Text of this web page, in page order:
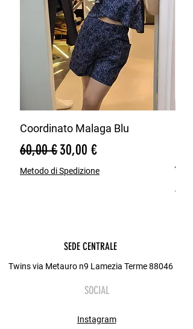
Coordinato Malaga Blu
Prezzo regolare
60,00 €Prezzo scontato
30,00 €
Metodo di Spedizione
SEDE CENTRALE
Twins via Metauro n9 Lamezia Terme 88046
SOCIAL
Instagram